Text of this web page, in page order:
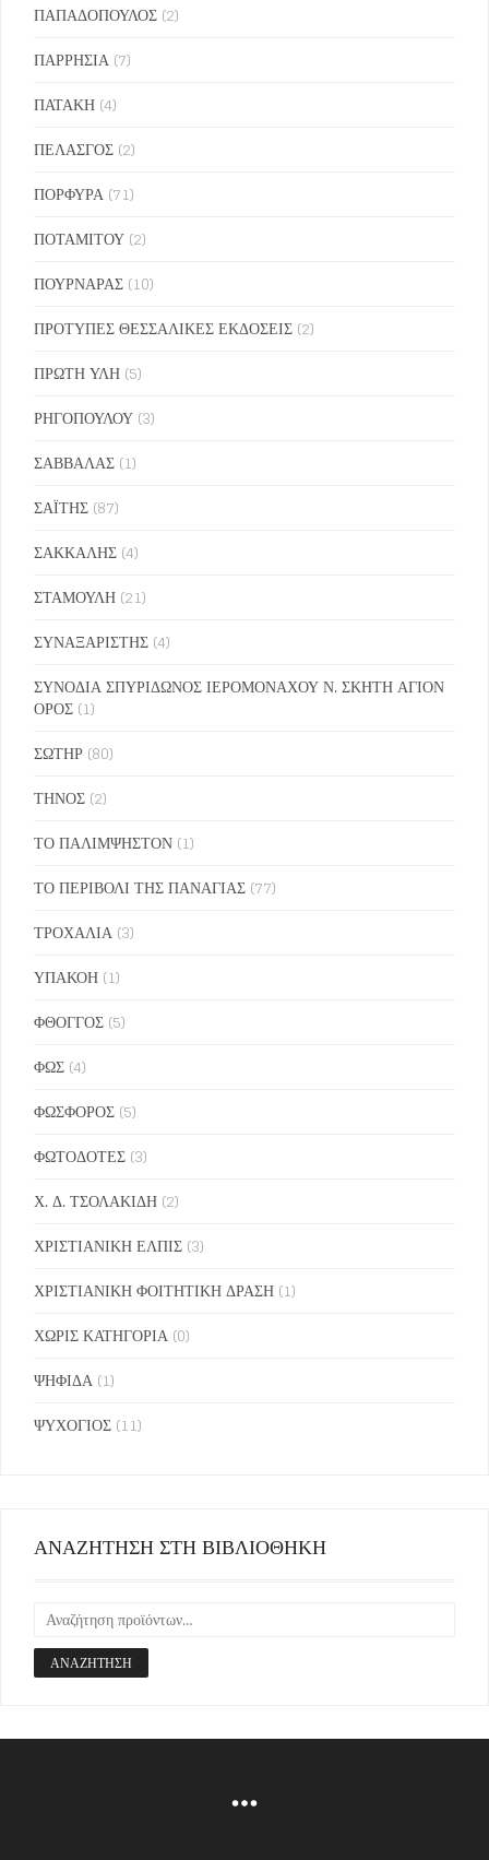
ΠΑΠΑΔΟΠΟΥΛΟΣ (2)
ΠΑΡΡΗΣΙΑ (7)
ΠΑΤΑΚΗ (4)
ΠΕΛΑΣΓΟΣ (2)
ΠΟΡΦΥΡΑ (71)
ΠΟΤΑΜΙΤΟΥ (2)
ΠΟΥΡΝΑΡΑΣ (10)
ΠΡΟΤΥΠΕΣ ΘΕΣΣΑΛΙΚΕΣ ΕΚΔΟΣΕΙΣ (2)
ΠΡΩΤΗ ΥΛΗ (5)
ΡΗΓΟΠΟΥΛΟΥ (3)
ΣΑΒΒΑΛΑΣ (1)
ΣΑΪΤΗΣ (87)
ΣΑΚΚΑΛΗΣ (4)
ΣΤΑΜΟΥΛΗ (21)
ΣΥΝΑΞΑΡΙΣΤΗΣ (4)
ΣΥΝΟΔΙΑ ΣΠΥΡΙΔΩΝΟΣ ΙΕΡΟΜΟΝΑΧΟΥ Ν. ΣΚΗΤΗ ΑΓΙΟΝ
ΟΡΟΣ (1)
ΣΩΤΗΡ (80)
ΤΗΝΟΣ (2)
ΤΟ ΠΑΛΙΜΨΗΣΤΟΝ (1)
ΤΟ ΠΕΡΙΒΟΛΙ ΤΗΣ ΠΑΝΑΓΙΑΣ (77)
ΤΡΟΧΑΛΙΑ (3)
ΥΠΑΚΟΗ (1)
ΦΘΟΓΓΟΣ (5)
ΦΩΣ (4)
ΦΩΣΦΟΡΟΣ (5)
ΦΩΤΟΔΟΤΕΣ (3)
Χ. Δ. ΤΣΟΛΑΚΙΔΗ (2)
ΧΡΙΣΤΙΑΝΙΚΗ ΕΛΠΙΣ (3)
ΧΡΙΣΤΙΑΝΙΚΗ ΦΟΙΤΗΤΙΚΗ ΔΡΑΣΗ (1)
ΧΩΡΙΣ ΚΑΤΗΓΟΡΙΑ (0)
ΨΗΦΙΔΑ (1)
ΨΥΧΟΓΙΟΣ (11)
ΑΝΑΖΗΤΗΣΗ ΣΤΗ ΒΙΒΛΙΟΘΗΚΗ
ΑΝΑΖΉΤΗΣΗ